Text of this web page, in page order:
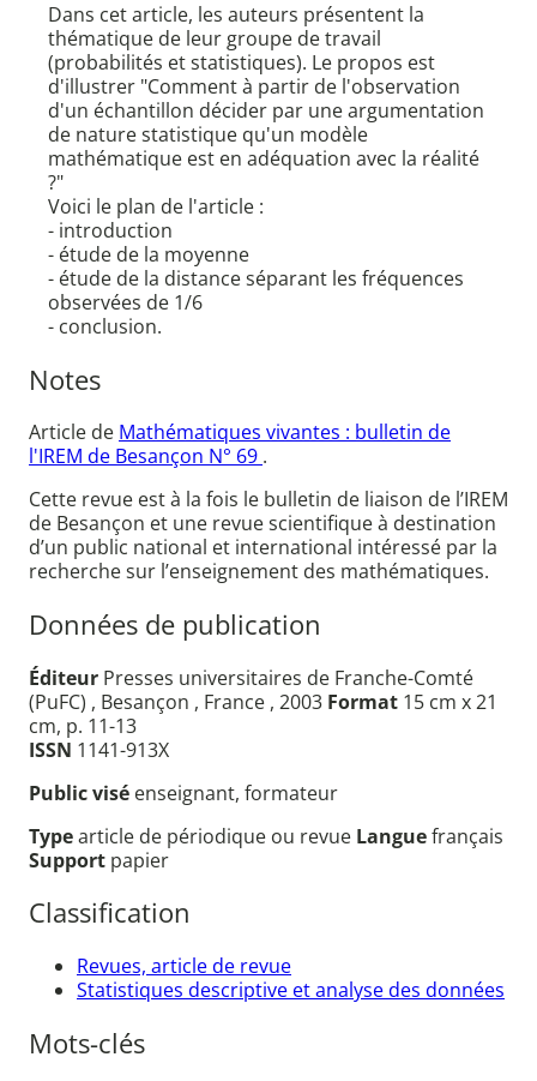
Dans cet article, les auteurs présentent la
thématique de leur groupe de travail
(probabilités et statistiques). Le propos est
d'illustrer "Comment à partir de l'observation
d'un échantillon décider par une argumentation
de nature statistique qu'un modèle
mathématique est en adéquation avec la réalité
?"
Voici le plan de l'article :
- introduction
- étude de la moyenne
- étude de la distance séparant les fréquences
observées de 1/6
- conclusion.
Notes
Article de Mathématiques vivantes : bulletin de
l'IREM de Besançon N° 69 .
Cette revue est à la fois le bulletin de liaison de l’IREM
de Besançon et une revue scientifique à destination
d’un public national et international intéressé par la
recherche sur l’enseignement des mathématiques.
Données de publication
Éditeur Presses universitaires de Franche-Comté
(PuFC) , Besançon , France , 2003 Format 15 cm x 21
cm, p. 11-13
ISSN 1141-913X
Public visé enseignant, formateur
Typearticle de périodique ou revue Languefrançais
Support papier
Classification
Revues, article de revue
Statistiques descriptive et analyse des données
Mots-clés